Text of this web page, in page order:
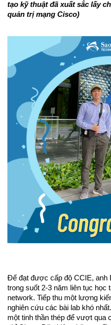
tạo kỹ thuật đã xuất sắc lấy
quản trị mạng Cisco)
Để đạt được cấp độ CCIE, anh
trong suốt 2-3 năm liên tục học
network. Tiếp thu một lượng
nghiên cứu các bài lab khó
một tinh thần thép để vượt qua